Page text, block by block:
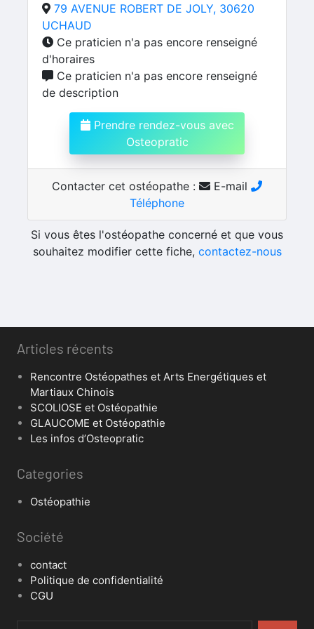
79 AVENUE ROBERT DE JOLY, 30620
UCHAUD
Ce praticien n'a pas encore renseigné
d'horaires
Ce praticien n'a pas encore renseigné
de description
Prendre rendez-vous avec
Osteopratic
Contacter cet ostéopathe :
E-mail
Téléphone
Si vous êtes l'ostéopathe concerné et que vous
souhaitez modifier cette fiche, contactez-nous
Articles récents
Rencontre Ostéopathes et Arts Energétiques et
Martiaux Chinois
SCOLIOSE et Ostéopathie
GLAUCOME et Ostéopathie
Les infos d’Osteopratic
Categories
Ostéopathie
Société
contact
Politique de confidentialité
CGU